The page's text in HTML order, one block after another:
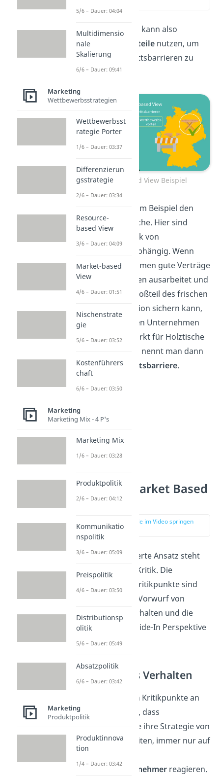
Ein Unternehmen kann also
Wettbewerbsvorteilenutzen, um
diese Markteintrittsbarrieren zu
schaffen.
Market Based View Beispiel
Betrachten wir zum Beispiel den
Markt für Holztische. Hier sind
Produzenten stark von
Holzlieferanten abhängig. Wenn
nun ein Unternehmen gute Verträge
mit den Lieferanten ausarbeitet und
sich somit den Großteil des frischen
Holzes in der Region sichern kann,
dann fällt es neuen Unternehmen
schwer in den Markt für Holztische
einzusteigen. Das nennt man dann
eineMarkteintrittsbarriere.
Kritik am Market Based
View
zur Stelle im Video springen
(01:15)
Der marktorientierte Ansatz steht
aber auch in der Kritik. Die
grundlegenden Kritikpunkte sind
dabei einmal der Vorwurf von
reaktionärem Verhalten und die
Kritik an der Outside-In Perspektive
an sich.
Reaktionäres Verhalten
Einer der größten Kritikpunkte an
diesem Ansatz ist, dass
Unternehmen, die ihre Strategie von
diese Ansatz ableiten, immer nur auf
Aktionen der
Wettbewerbsteilnehmerreagieren.
5/6 – Dauer: 04:04
Multidimensio
nale
Skalierung
6/6 – Dauer: 09:41
Marketing
Wettbewerbsstrategien
Wettbewerbsst
rategie Porter
1/6 – Dauer: 03:37
Differenzierun
gsstrategie
2/6 – Dauer: 03:34
Resource-
based View
3/6 – Dauer: 04:09
Market-based
View
4/6 – Dauer: 01:51
Nischenstrate
gie
5/6 – Dauer: 03:52
Kostenführers
chaft
6/6 – Dauer: 03:50
Marketing
Marketing Mix - 4 P's
Marketing Mix
1/6 – Dauer: 03:28
Produktpolitik
2/6 – Dauer: 04:12
Kommunikatio
nspolitik
3/6 – Dauer: 05:09
Preispolitik
4/6 – Dauer: 03:50
Distributionsp
olitik
5/6 – Dauer: 05:49
Absatzpolitik
6/6 – Dauer: 03:42
Marketing
Produktpolitik
Produktinnova
tion
1/4 – Dauer: 03:42